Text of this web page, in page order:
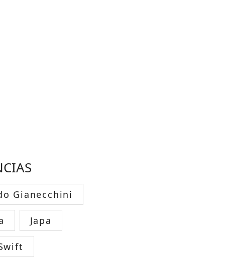
Gianecchini
Japa